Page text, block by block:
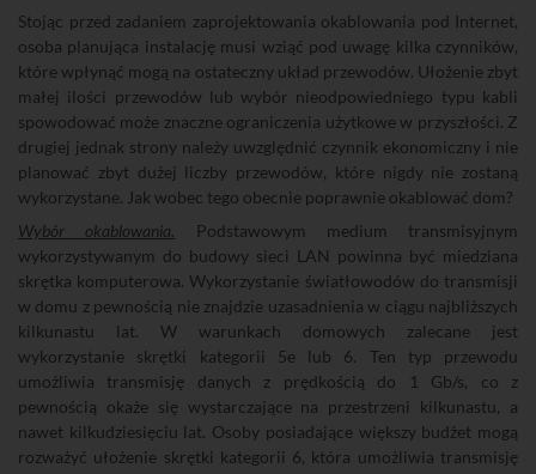
Stojąc przed zadaniem zaprojektowania okablowania pod Internet,
osoba planująca instalację musi wziąć pod uwagę kilka czynników,
które wpłynąć mogą na ostateczny układ przewodów. Ułożenie zbyt
małej ilości przewodów lub wybór nieodpowiedniego typu kabli
spowodować może znaczne ograniczenia użytkowe w przyszłości. Z
drugiej jednak strony należy uwzględnić czynnik ekonomiczny i nie
planować zbyt dużej liczby przewodów, które nigdy nie zostaną
wykorzystane. Jak wobec tego obecnie poprawnie okablować dom?
Wybór okablowania. Podstawowym medium transmisyjnym
wykorzystywanym do budowy sieci LAN powinna być miedziana
skrętka komputerowa. Wykorzystanie światłowodów do transmisji
w domu z pewnością nie znajdzie uzasadnienia w ciągu najbliższych
kilkunastu lat. W warunkach domowych zalecane jest
wykorzystanie skrętki kategorii 5e lub 6. Ten typ przewodu
umożliwia transmisję danych z prędkością do 1 Gb/s, co z
pewnością okaże się wystarczające na przestrzeni kilkunastu, a
nawet kilkudziesięciu lat. Osoby posiadające większy budżet mogą
rozważyć ułożenie skrętki kategorii 6, która umożliwia transmisję